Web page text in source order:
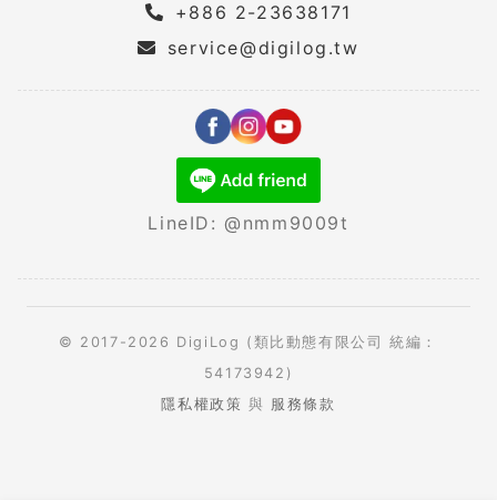
+886 2-23638171
service@digilog.tw
LineID: @nmm9009t
© 2017-2026 DigiLog (類比動態有限公司 統編：
54173942)
隱私權政策 與 服務條款